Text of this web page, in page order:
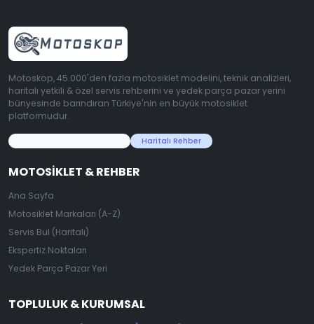
Motoskop, 45.000'den fazla motosiklet modelini, teknik analizleri,
haritalı yetkili & özel servis rehberini ve yedek parça pazar yerini
bünyesinde barındıran Türkiye'nin en büyük motosiklet
platformudur.
Haritalı Rehber
MOTOSIKLET & REHBER
Ana Sayfa
Motosiklet Markaları (A-Z)
Servis Bul (Haritalı)
Ekspertiz Noktaları
Yedek Parça Pazar Yeri
TOPLULUK & KURUMSAL